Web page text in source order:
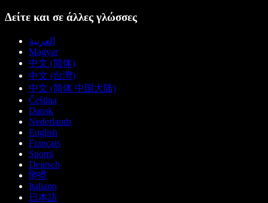
Δείτε και σε άλλες γλώσσες
العربية
Magyar
中文 (简体)
中文 (台灣)
中文 (简体 中国大陆)
Čeština
Dansk
Nederlands
English
Français
Suomi
Deutsch
हिन्दी
Italiano
日本語